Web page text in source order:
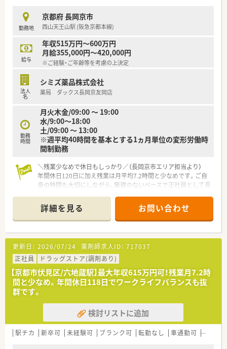
【法人特徴について】
■京都府内に特化して多くの店舗を展開しており、大手グループ
に属する極めて安定した企業です。
■調剤併設化を積極的に推進しており、患者様の美と健康を支え
る専門総合店舗の実現を目指しています。
■大きなグループの関連企業でありながらも、現場の意見を尊重
勤務地
京都府 長岡京市
西山天王山駅 (阪急京都本線)
給与
年収515万円～600万円
月給355,000円～420,000円
※ご経験・ご年齢等を考慮の上決定
法人
名
シミズ薬品株式会社
薬局 ダックス長岡京友岡店
勤務
時間
月火木金/09:00 ～ 19:00
水/9:00～18:00
土/09:00 ～ 13:00
※週平均40時間を基本とする1ヵ月単位の変形労働時
間制勤務
＼残業少なめで休日もしっかり／（長岡京市エリア担当より）
年間休日120日に加え残業は月平均7.2時間と少なめです。ご自
身の時間も大切にしながら、無理のないペースで正社員として長
【店舗情報と応需状況について】
■最寄り駅の西山天王山駅から徒歩9分の場所に位置しており毎
日の通勤も非常にスムーズに行えます。
■ドラッグストア併設型の店舗として地域に密着した健康サポ
ートをメインに提供しています。
■処方箋は1日あたり20枚から30枚程度と比較的ゆとりがあり
丁寧に対応できる環境です。
【募集背景と求める人物像について】
■今後の活発な店舗展開や組織の活性化を見据えた増員として
の募集を行っています。
■チームワークを大切にしながらコツコツと周囲と協力して頑
張れる方を求めています。
■患者様の気持ちや状況を察して理解する力がある方にぜひお
詳細を見る お問い合わせ
更新日： 2026/07/24 薬剤師求人ID： 717037
正社員
ドラッグストア(調剤あり)
【京都市伏見区/六地蔵駅】最大年収615万円可！残業月7.2時
間と少なめ。年間休日118日でワークライフバランスも抜
群です。
検討リストに追加
駅チカ 新卒可 未経験可 ブランク可 転勤なし 車通勤可 高給与